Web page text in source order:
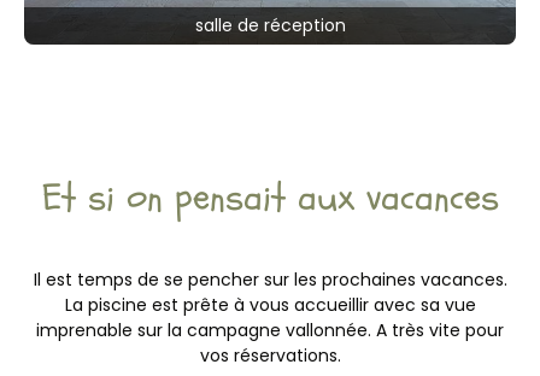
salle de réception
Et si on pensait aux vacances
Il est temps de se pencher sur les prochaines vacances.
La piscine est prête à vous accueillir avec sa vue
imprenable sur la campagne vallonnée. A très vite pour
vos réservations.